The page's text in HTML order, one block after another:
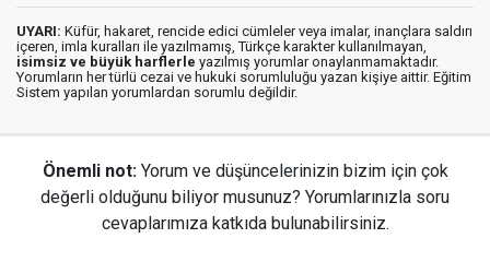
UYARI: Küfür, hakaret, rencide edici cümleler veya imalar, inançlara saldırı
içeren, imla kuralları ile yazılmamış, Türkçe karakter kullanılmayan,
isimsiz ve büyük harflerle yazılmış yorumlar onaylanmamaktadır.
Yorumların her türlü cezai ve hukuki sorumluluğu yazan kişiye aittir. Eğitim
Sistem yapılan yorumlardan sorumlu değildir.
Önemli not: Yorum ve düşüncelerinizin bizim için çok
değerli olduğunu biliyor musunuz? Yorumlarınızla soru
cevaplarımıza katkıda bulunabilirsiniz.